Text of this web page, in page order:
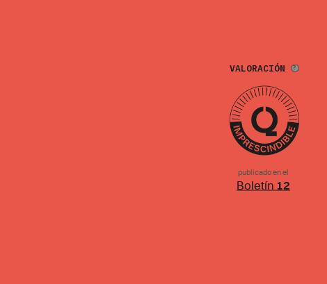
VALORACIÓN
publicado en el
Boletín 12